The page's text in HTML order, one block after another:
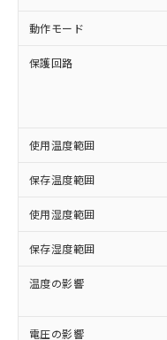
動作モード
保護回路
使用温度範囲
保存温度範囲
使用湿度範囲
保存湿度範囲
温度の影響
電圧の影響
ご利用
以下の条件をお
ご利用ください
本サービ
商品の当
(税抜)を
当社制御
本サービ
対応済み：
非含有に対応し
対応予定：EU
有に対応した
商品です。
対応予定なし
非含有に非対応
調査・確認中：
非含有の対応状
非該当品：ライ
害物質有無と
仕入先様の事
いたものが、含
※1 中国
「○」：最大均
基準値以下で
「×」：最大
基準値を超えて